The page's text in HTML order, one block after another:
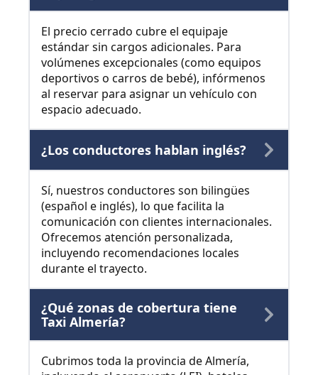
El precio cerrado cubre el equipaje
estándar sin cargos adicionales. Para
volúmenes excepcionales (como equipos
deportivos o carros de bebé), infórmenos
al reservar para asignar un vehículo con
espacio adecuado.
¿Los conductores hablan inglés?
Sí, nuestros conductores son bilingües
(español e inglés), lo que facilita la
comunicación con clientes internacionales.
Ofrecemos atención personalizada,
incluyendo recomendaciones locales
durante el trayecto.
¿Qué zonas de cobertura tiene
Taxi Almería?
Cubrimos toda la provincia de Almería,